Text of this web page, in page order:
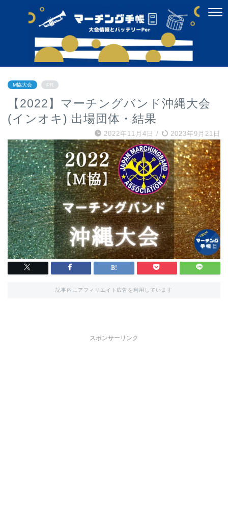
M協大会 PR
【2022】マーチングバンド沖縄大会
(インオキ) 出場団体・結果
2022年11月4日 / 2023年9月21日
記事内にアフィリエイト広告を利用しています
スポンサーリンク